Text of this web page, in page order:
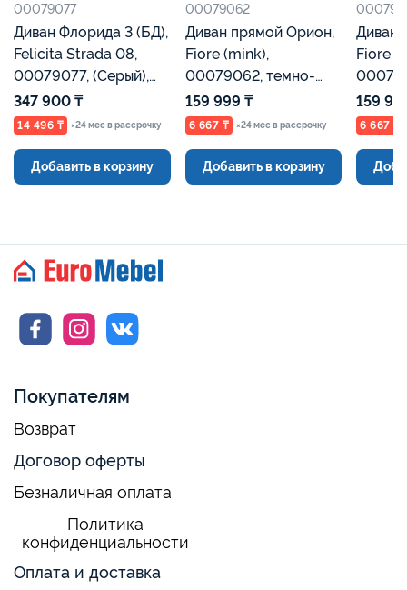
00079077
Диван Флорида 3 (БД),
Felicita Strada 08,
00079077, (Серый),
Евромебель
347 900 ₸
14 496 ₸ ×24 мес в рассрочку
Добавить в корзину
00079062
Диван прямой Орион,
Fiore (mink),
00079062, темно-
бежевый, Евромебель
159 999 ₸
6 667 ₸ ×24 мес в рассрочку
Добавить в корзину
Диван
Fiore
159
6 667 ₸
Покупателям
Возврат
Договор оферты
Безналичная оплата
Политика
конфиденциальности
Оплата и доставка